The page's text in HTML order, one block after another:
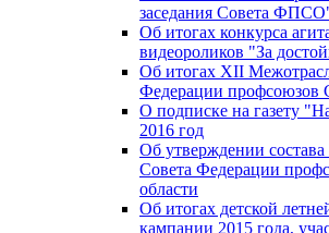
заседания Совета
Об итогах конкурса
видеороликов "За
Об итогах XII
Федерации профсоюзов
О подписке на газету
2016 год
Об утверждении
Совета Федерации
области
Об итогах детской
кампании 2015 года,